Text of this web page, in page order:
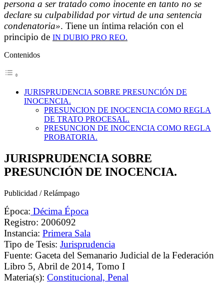
persona a ser tratado como inocente en tanto no se
declare su culpabilidad por virtud de una sentencia
condenatoria». Tiene un íntima relación con el
principio de IN DUBIO PRO REO.
Contenidos
JURISPRUDENCIA SOBRE PRESUNCIÓN DE
INOCENCIA.
PRESUNCION DE INOCENCIA COMO REGLA
DE TRATO PROCESAL.
PRESUNCION DE INOCENCIA COMO REGLA
PROBATORIA.
JURISPRUDENCIA SOBRE
PRESUNCIÓN DE INOCENCIA.
Publicidad / Relámpago
Época: Décima Época
Registro: 2006092
Instancia: Primera Sala
Tipo de Tesis: Jurisprudencia
Fuente: Gaceta del Semanario Judicial de la Federación
Libro 5, Abril de 2014, Tomo I
Materia(s): Constitucional, Penal